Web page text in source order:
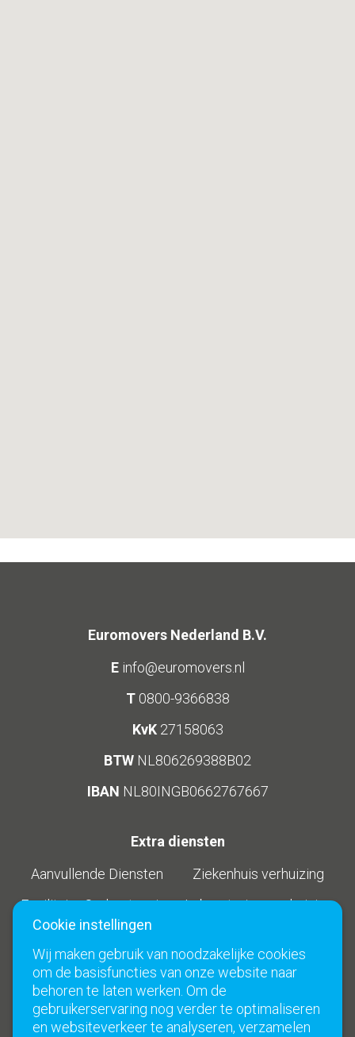
Euromovers Nederland B.V.
E info@euromovers.nl
T 0800-9366838
KvK27158063
BTW NL806269388B02
IBAN NL80INGB0662767667
Extra diensten
Aanvullende Diensten
Facilitaire Ondersteuning
Bibliotheekverhuizing
Schoolverhuizing
Ziekenhuis verhuizing
Laboratorium verhuizing
Studentenverhuizing
Social Media Links
Cookie instellingen
Wij maken gebruik van noodzakelijke cookies
om de basisfuncties van onze website naar
behoren te laten werken. Om de
gebruikerservaring nog verder te optimaliseren
en websiteverkeer te analyseren, verzamelen